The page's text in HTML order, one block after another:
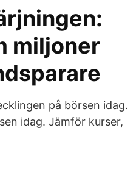
miljoner
på börsen idag.
idag. Jämför kurser,